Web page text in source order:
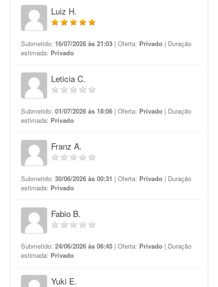
Luiz H.
Submetido: 16/07/2026 às 21:03 | Oferta: Privado | Duração
estimada: Privado
Leticia C.
Submetido: 01/07/2026 às 18:06 | Oferta: Privado | Duração
estimada: Privado
Franz A.
Submetido: 30/06/2026 às 00:31 | Oferta: Privado | Duração
estimada: Privado
Fabio B.
Submetido: 24/06/2026 às 06:45 | Oferta: Privado | Duração
estimada: Privado
Yuki E.